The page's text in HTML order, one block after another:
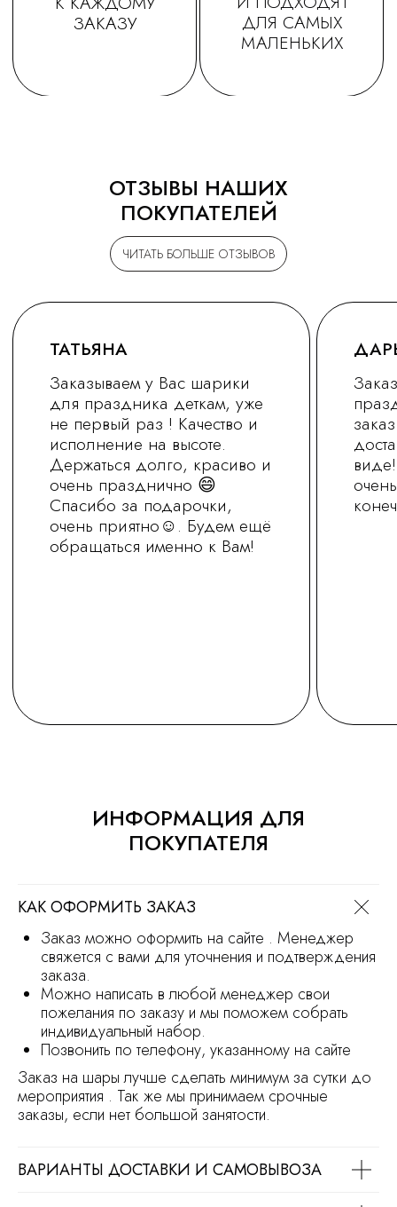
ЧИТАТЬ БОЛЬШЕ ОТЗЫВОВ
ОТЗЫВЫ НАШИХ
ПОКУПАТЕЛЕЙ
ИНФОРМАЦИЯ ДЛЯ
ПОКУПАТЕЛЯ
КАК ОФОРМИТЬ ЗАКАЗ
Заказ можно оформить на сайте . Менеджер
свяжется с вами для уточнения и подтверждения
заказа.
Можно написать в любой менеджер свои
пожелания по заказу и мы поможем собрать
индивидуальный набор.
Позвонить по телефону, указанному на сайте
Заказ на шары лучше сделать минимум за сутки до
мероприятия . Так же мы принимаем срочные
заказы, если нет большой занятости.
ВАРИАНТЫ ДОСТАВКИ И САМОВЫВОЗА
и не является офертой
vred01@list.ru
+7 (930) 255-77-11
Россия, г. Нижний Новгород,
ул. Невзоровых , д 111
Режим работы магазина